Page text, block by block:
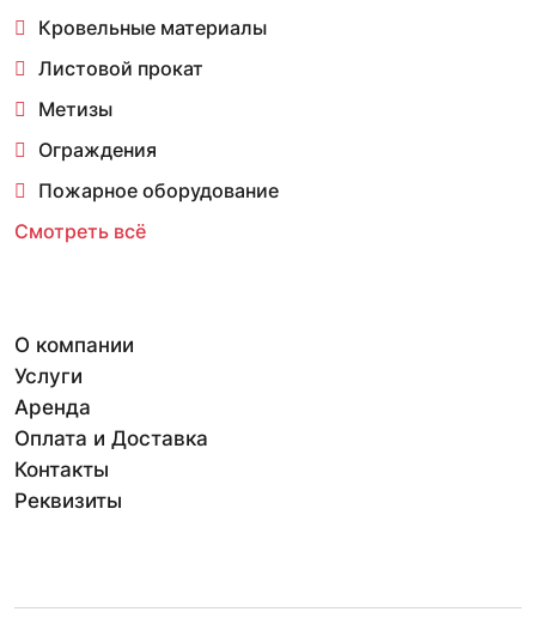
Кровельные материалы
Листовой прокат
Метизы
Ограждения
Пожарное оборудование
Смотреть всё
О компании
Услуги
Аренда
Оплата и Доставка
Контакты
Реквизиты